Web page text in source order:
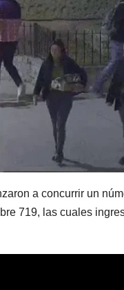
a concurrir un
719, las cuales
ARGENTINA
La
minera
le dará al
San
250
cómo un
7 AGOSTO, 2026